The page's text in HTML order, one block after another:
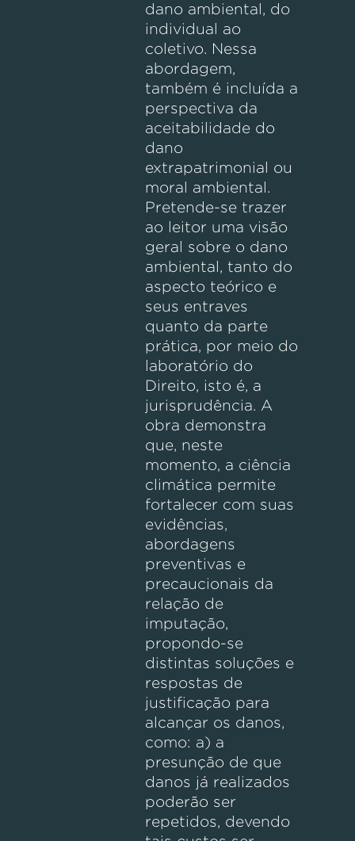
dano ambiental, do
individual ao
coletivo. Nessa
abordagem,
também é incluída a
perspectiva da
aceitabilidade do
dano
extrapatrimonial ou
moral ambiental.
Pretende-se trazer
ao leitor uma visão
geral sobre o dano
ambiental, tanto do
aspecto teórico e
seus entraves
quanto da parte
prática, por meio do
laboratório do
Direito, isto é, a
jurisprudência. A
obra demonstra
que, neste
momento, a ciência
climática permite
fortalecer com suas
evidências,
abordagens
preventivas e
precaucionais da
relação de
imputação,
propondo-se
distintas soluções e
respostas de
justificação para
alcançar os danos,
como: a) a
presunção de que
danos já realizados
poderão ser
repetidos, devendo